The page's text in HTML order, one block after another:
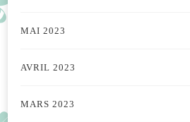
MAI 2023
AVRIL 2023
MARS 2023